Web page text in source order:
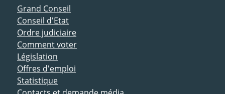
ACCÈS DIRECT
Grand Conseil
Conseil d'Etat
Ordre judiciaire
Comment voter
Législation
Offres d'emploi
Statistique